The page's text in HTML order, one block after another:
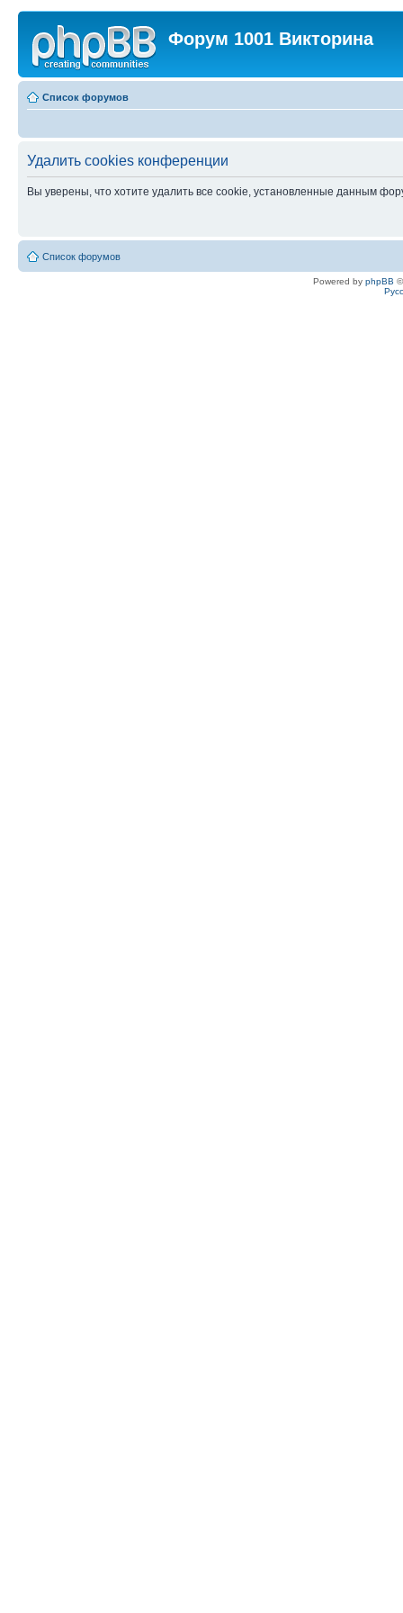
Форум 1001 Викторина
Список форумов
Удалить cookies конференции
Вы уверены, что хотите удалить все cookie, установленные данным
Список форумов
Powered by phpBB